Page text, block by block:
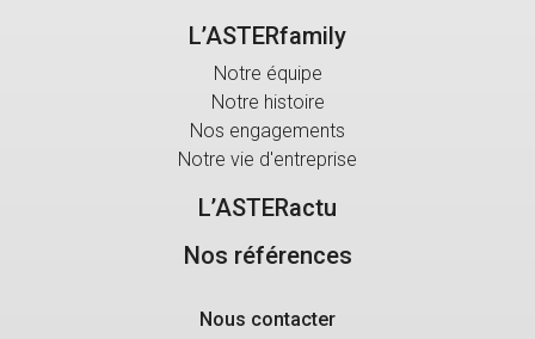
L’ASTERfamily
Notre équipe
Notre histoire
Nos engagements
Notre vie d'entreprise
L’ASTERactu
Nos références
Nous contacter